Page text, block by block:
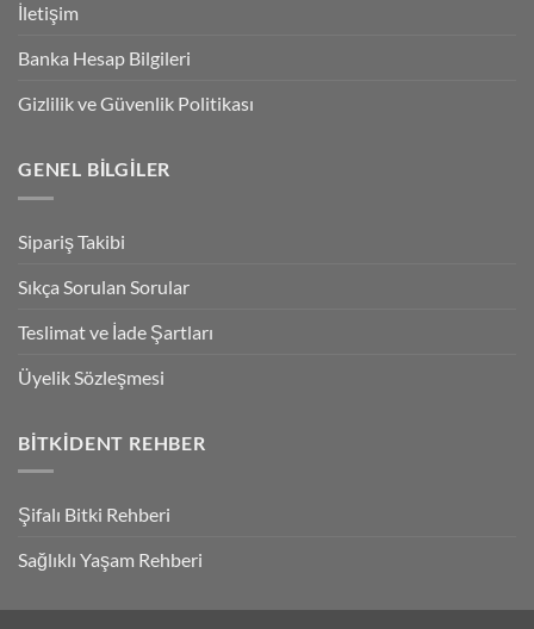
İletişim
Banka Hesap Bilgileri
Gizlilik ve Güvenlik Politikası
GENEL BILGILER
Sipariş Takibi
Sıkça Sorulan Sorular
Teslimat ve İade Şartları
Üyelik Sözleşmesi
BITKIDENT REHBER
Şifalı Bitki Rehberi
Sağlıklı Yaşam Rehberi